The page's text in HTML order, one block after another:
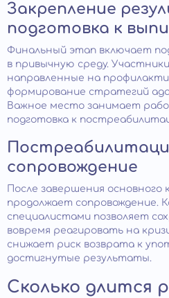
Закрепление
подготовка к
Финальный этап включает
в привычную среду.
направленные на
формирование стратегий
Важное место занимает
подготовка к
сопровождение
После завершения основного
продолжает сопровождение.
специалистами позволяет
вовремя реагировать на
снижает риск возврата к
достигнутые результаты.
Сколько длится